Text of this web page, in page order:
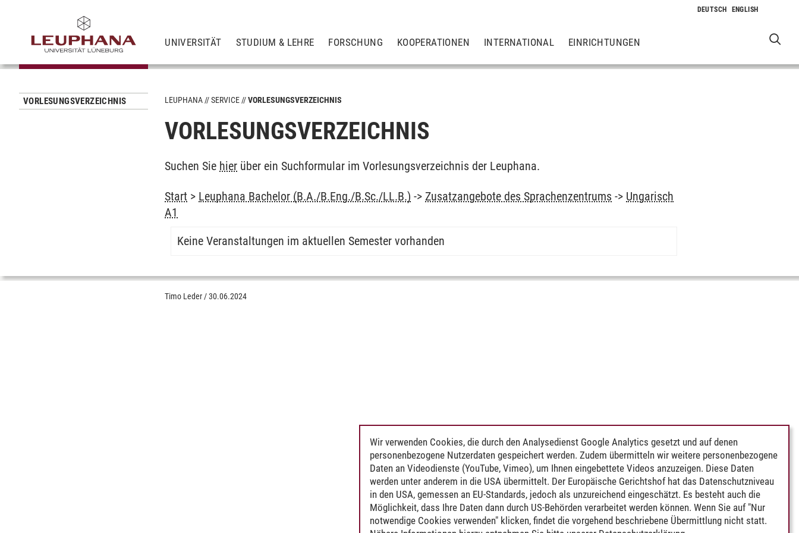
UNIVERSITÄT STUDIUM & LEHRE FORSCHUNG KOOPERATIONEN INTERNATIONAL EINRICHTUNGEN
VORLESUNGSVERZEICHNIS LEUPHANA SERVICE VORLESUNGSVERZEICHNIS
VORLESUNGSVERZEICHNIS
Suchen Sie hier über ein Suchformular im Vorlesungsverzeichnis der Leuphana.
Start > Leuphana Bachelor (B.A./B.Eng./B.Sc./LL.B.) -> Zusatzangebote des Sprachenzentrums -> Ungarisch
A1
Keine Veranstaltungen im aktuellen Semester vorhanden
Timo Leder /30.06.2024
Wir verwenden Cookies, die durch den Analysedienst Google Analytics gesetzt und auf denen
personenbezogene Nutzerdaten gespeichert werden. Zudem übermitteln wir weitere personenbezogene
Daten an Videodienste (YouTube, Vimeo), um Ihnen eingebettete Videos anzuzeigen. Diese Daten
werden unter anderem in die USA übermittelt. Der Europäische Gerichtshof hat das Datenschutzniveau
in den USA, gemessen an EU-Standards, jedoch als unzureichend eingeschätzt. Es besteht auch die
Möglichkeit, dass Ihre Daten dann durch US-Behörden verarbeitet werden können. Wenn Sie auf "Nur
notwendige Cookies verwenden" klicken, findet die vorgehend beschriebene Übermittlung nicht statt.